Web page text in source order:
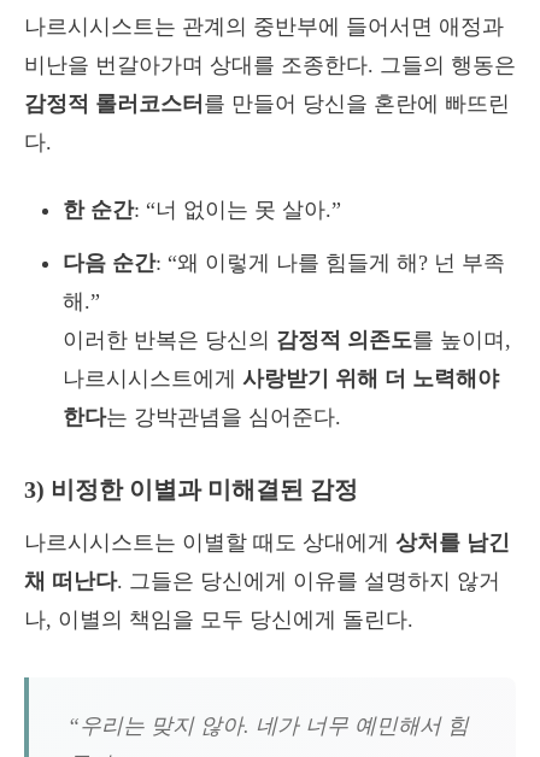
나르시시스트는 관계의 중반부에 들어서면 애정과
비난을 번갈아가며 상대를 조종한다. 그들의 행동은
감정적 롤러코스터 를 만들어 당신을 혼란에 빠뜨린
다.
한 순간: “너 없이는 못 살아.”
다음 순간: “왜 이렇게 나를 힘들게 해? 넌 부족
해.”
이러한 반복은 당신의 감정적 의존도를 높이며,
나르시시스트에게 사랑받기 위해 더 노력해야
한다는 강박관념을 심어준다.
3) 비정한 이별과 미해결된 감정
나르시시스트는 이별할 때도 상대에게 상처를 남긴
채 떠난다. 그들은 당신에게 이유를 설명하지 않거
나, 이별의 책임을 모두 당신에게 돌린다.
“우리는 맞지 않아. 네가 너무 예민해서 힘